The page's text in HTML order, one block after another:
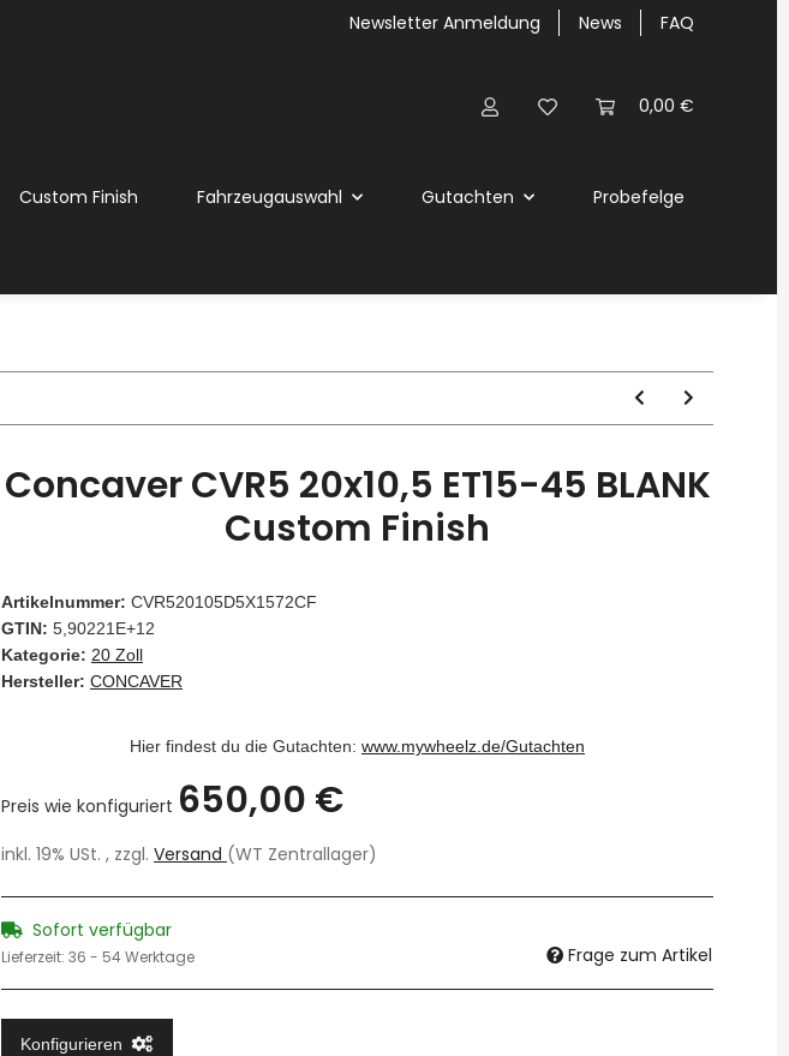
Newsletter Anmeldung News FAQ
0,00 €
Custom Finish Fahrzeugauswahl Gutachten Probefelge
Concaver CVR5 20x10,5 ET15-45 BLANK
Custom Finish
Artikelnummer: CVR520105D5X1572CF
GTIN: 5,90221E+12
Kategorie: 20 Zoll
Hersteller: CONCAVER
Hier findest du die Gutachten: www.mywheelz.de/Gutachten
Preis wie konfiguriert 650,00 €
inkl. 19% USt. , zzgl. Versand (WT Zentrallager)
Sofort verfügbar
Lieferzeit: 36 - 54 Werktage Frage zum Artikel
Konfigurieren